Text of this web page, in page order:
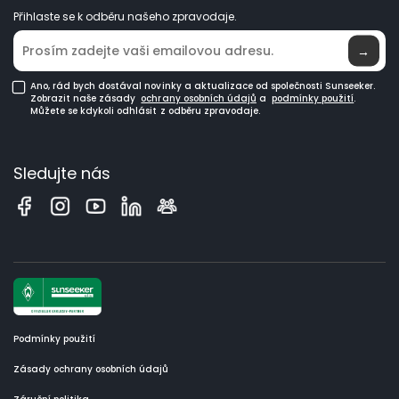
Kde koupit
Přihlaste se k odběru našeho zpravodaje.
→
Ano, rád bych dostával novinky a aktualizace od společnosti Sunseeker.
Zobrazit naše zásady ochrany osobních údajů a podmínky použití.
Můžete se kdykoli odhlásit z odběru zpravodaje.
Sledujte nás
Podmínky použití
Zásady ochrany osobních údajů